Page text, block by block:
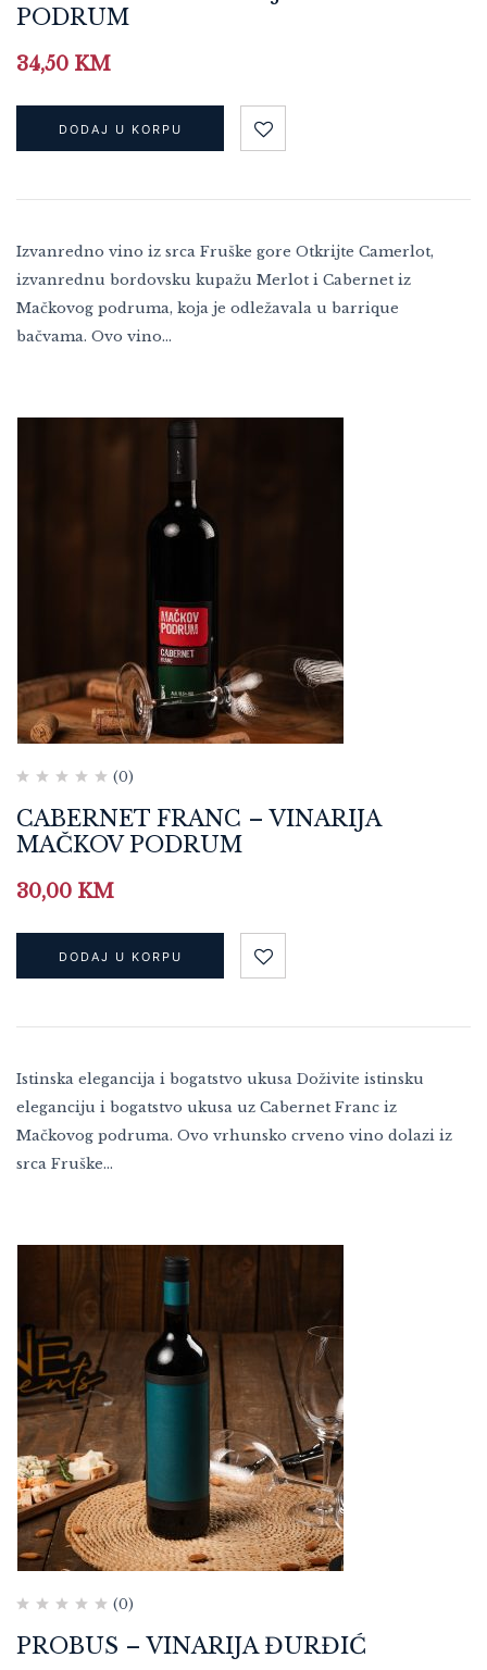
PODRUM
34,50 KM
DODAJ U KORPU
Izvanredno vino iz srca Fruške gore Otkrijte Camerlot,
izvanrednu bordovsku kupažu Merlot i Cabernet iz
Mačkovog podruma, koja je odležavala u barrique
bačvama. Ovo vino…
(0)
CABERNET FRANC – VINARIJA
MAČKOV PODRUM
30,00 KM
DODAJ U KORPU
Istinska elegancija i bogatstvo ukusa Doživite istinsku
eleganciju i bogatstvo ukusa uz Cabernet Franc iz
Mačkovog podruma. Ovo vrhunsko crveno vino dolazi iz
srca Fruške…
(0)
PROBUS – VINARIJA ĐURĐIĆ